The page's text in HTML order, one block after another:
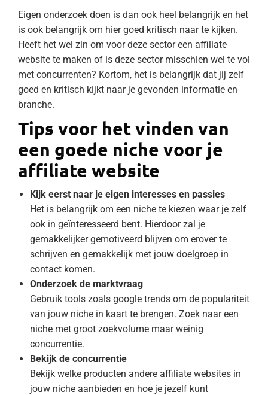
Eigen onderzoek doen is dan ook heel belangrijk en het
is ook belangrijk om hier goed kritisch naar te kijken.
Heeft het wel zin om voor deze sector een affiliate
website te maken of is deze sector misschien wel te vol
met concurrenten? Kortom, het is belangrijk dat jij zelf
goed en kritisch kijkt naar je gevonden informatie en
branche.
Tips voor het vinden van
een goede niche voor je
affiliate website
Kijk eerst naar je eigen interesses en passies
Het is belangrijk om een niche te kiezen waar je zelf
ook in geïnteresseerd bent. Hierdoor zal je
gemakkelijker gemotiveerd blijven om erover te
schrijven en gemakkelijk met jouw doelgroep in
contact komen.
Onderzoek de marktvraag
Gebruik tools zoals google trends om de populariteit
van jouw niche in kaart te brengen. Zoek naar een
niche met groot zoekvolume maar weinig
concurrentie.
Bekijk de concurrentie
Bekijk welke producten andere affiliate websites in
jouw niche aanbieden en hoe je jezelf kunt